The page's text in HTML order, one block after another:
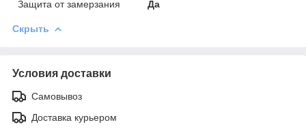
Защита от замерзания
Да
Скрыть
Условия доставки
Самовывоз
Доставка курьером